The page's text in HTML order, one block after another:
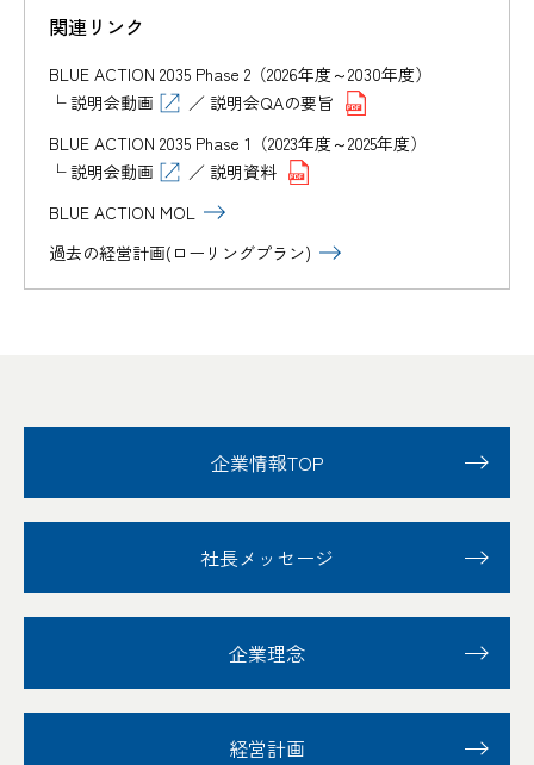
関連リンク
BLUE ACTION 2035 Phase 2（2026年度～2030年度）
└説明会動画 ／ 説明会QAの要旨
BLUE ACTION 2035 Phase 1（2023年度～2025年度）
└説明会動画 ／ 説明資料
BLUE ACTION MOL
過去の経営計画(ローリングプラン)
企業情報TOP
社長メッセージ
企業理念
経営計画